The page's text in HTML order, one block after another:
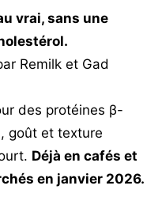
vrai, sans une
Remilk et Gad
des protéines β-
goût et texture
Déjà en cafés et
en janvier 2026.